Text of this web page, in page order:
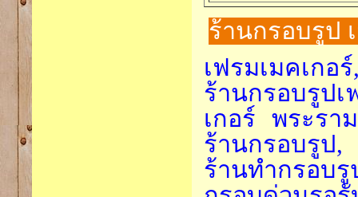
ร้านกรอบรูป
เฟรมเมคเกอ
ร้านกรอบรูปเ
เกอร์ พระรา
ร้านกรอบรูป
ร้านทำกรอบ